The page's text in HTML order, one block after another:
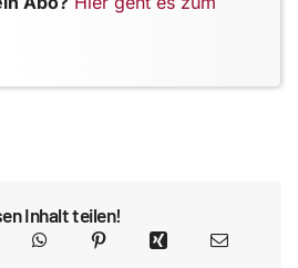
Inhalt teilen!